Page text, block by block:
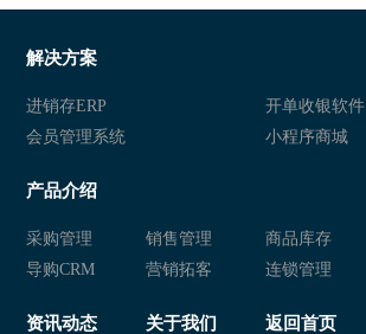
服装进销存软件 服装门店库存管理软件 服装
服装进销存saas软件 服装进销存软件 服装仓库
服装行业
服装进销存管理系统 服装进销存软件 服装店
解决方案
进销存ERP
开单收银软件
会员管理系统
小程序商城
产品介绍
采购管理 销售管理 商品库存
导购CRM
营销拓客 连锁管理
资讯动态 关于我们 返回首页